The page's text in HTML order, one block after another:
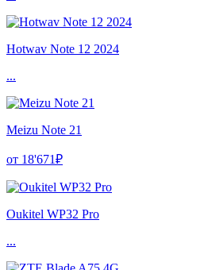
Hotwav Note 12 2024
...
Meizu Note 21
от 18'671₽
Oukitel WP32 Pro
...